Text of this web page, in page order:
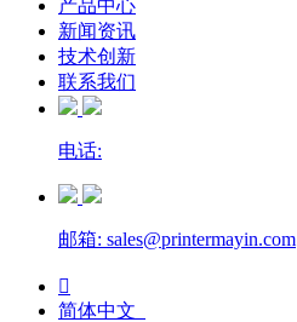
产品中心
新闻资讯
技术创新
联系我们
电话:
邮箱: sales@printermayin.com

简体中文